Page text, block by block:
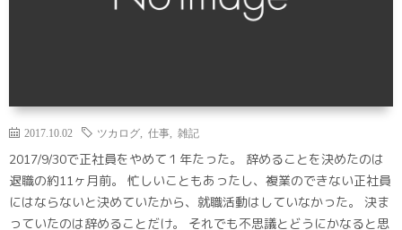
2017.10.02 ツカログ 仕事 雑記
2017/9/30で正社員をやめて１年たった。 辞めることを決めたのは
退職の約11ヶ月前。 忙しいこともあったし、複業のできない正社員
にはならないと決めていたから、就職活動はしていなかった。 決ま
っていたのは辞めることだけ。 それでも不思議とどうにかなると思